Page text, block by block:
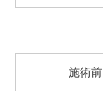
施術前